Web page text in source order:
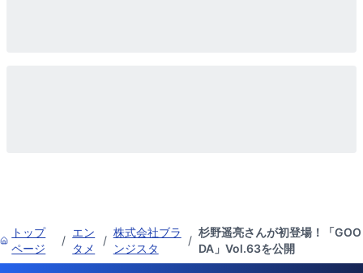
トップ
ページ
/
エン
タメ
/
株式会社ブラ
ンジスタ
/
杉野遥亮さんが初登場！「GOO
DA」Vol.63を公開